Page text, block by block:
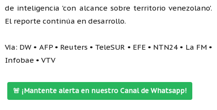
de inteligencia 'con alcance sobre territorio venezolano'.
El reporte continúa en desarrollo.
Vía: DW • AFP • Reuters • TeleSUR • EFE • NTN24 • La FM •
Infobae • VTV
🚨 ¡Mantente alerta en nuestro Canal de Whatsapp!